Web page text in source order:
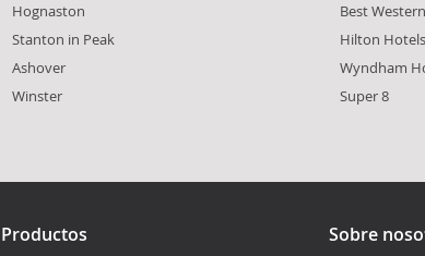
Hognaston
Stanton in Peak
Ashover
Winster
Best Western
Hilton Hotels
Wyndham
Super 8
Productos Sobre